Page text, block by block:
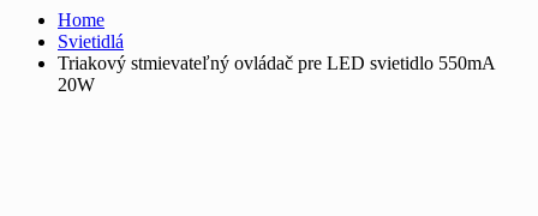
Home
Svietidlá
Triakový stmievateľný ovládač pre LED svietidlo 550mA
20W